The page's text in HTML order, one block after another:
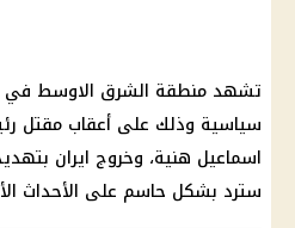
تشهد منطقة الشرق الاوسط في
سياسية وذلك على أعقاب مقتل
اسماعيل هنية، وخروج ايران
سترد بشكل حاسم على الأحداث